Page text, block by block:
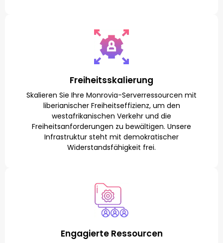
Freiheitsskalierung
Skalieren Sie Ihre Monrovia-Serverressourcen mit
liberianischer Freiheitseffizienz, um den
westafrikanischen Verkehr und die
Freiheitsanforderungen zu bewältigen. Unsere
Infrastruktur steht mit demokratischer
Widerstandsfähigkeit frei.
Engagierte Ressourcen